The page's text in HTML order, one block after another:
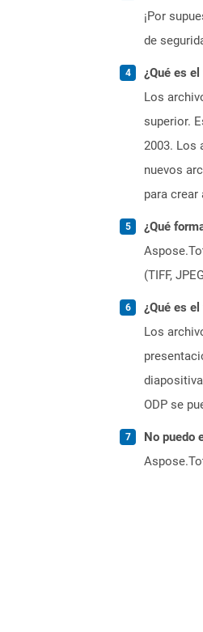
¡Por
de
¿Qué es
Los
superior.
2003. Los
nuevos
para
¿Qué
(TIFF,
¿Qué es
Los
ODP se
No puedo